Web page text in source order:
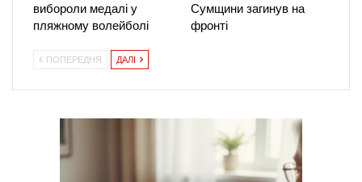
вибороли медалі у
пляжному волейболі
Сумщини загинув на
фронті
ПОПЕРЕДНЯ ДАЛІ